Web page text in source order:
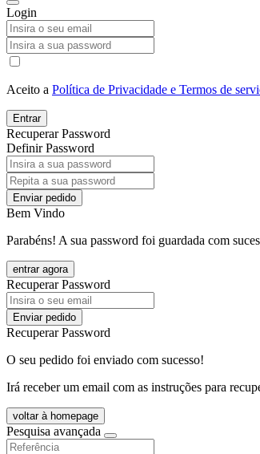
Login
Aceito a Política de Privacidade e Termos de
Entrar
Recuperar Password
Definir Password
Enviar pedido
Bem Vindo
Parabéns! A sua password foi guardada com
entrar agora
Recuperar Password
Enviar pedido
Recuperar Password
O seu pedido foi enviado com sucesso!
Irá receber um email com as instruções para
voltar à homepage
Pesquisa avançada